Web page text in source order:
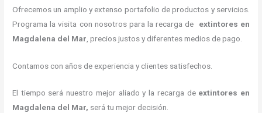
Ofrecemos un amplio y extenso portafolio de productos y servicios.
Programa la visita con nosotros para la recarga de extintores en
Magdalena del Mar , precios justos y diferentes medios de pago.
Contamos con años de experiencia y clientes satisfechos.
El tiempo será nuestro mejor aliado y la recarga de extintores en
Magdalena del Mar, será tu mejor decisión.